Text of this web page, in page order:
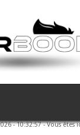
- 10:32:57- Vous êtes